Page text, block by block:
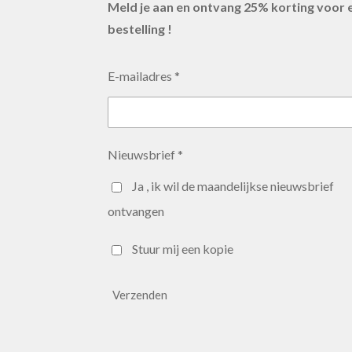
Meld je aan en ontvang 25% korting voor
bestelling !
E-mailadres *
Nieuwsbrief *
Ja , ik wil de maandelijkse nieuwsbrief
ontvangen
Stuur mij een kopie
Verzenden